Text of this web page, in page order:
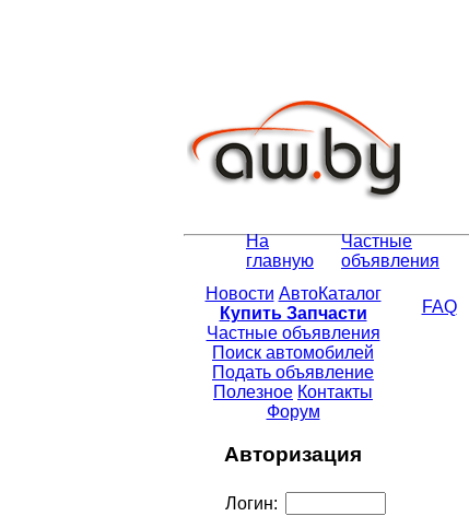
На
главную
Частные
объявления
Новости АвтоКаталог
Купить Запчасти
Частные объявления
Поиск автомобилей
Подать объявление
Полезное Контакты
Форум
Авторизация
Логин:
FAQ